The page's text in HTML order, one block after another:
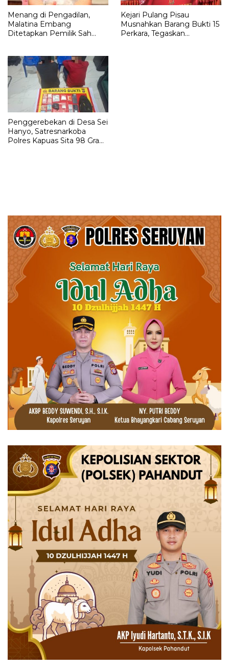
Menang di Pengadilan,
Malatina Embang
Ditetapkan Pemilik Sah
Kejari Pulang Pisau
Musnahkan Barang Bukti 15
Perkara, Tegaskan
Penggerebekan di Desa Sei
Hanyo, Satresnarkoba
Polres Kapuas Sita 98 Gram